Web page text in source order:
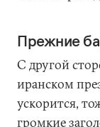
Прежние
С другой
иранском
ускорится,
громкие